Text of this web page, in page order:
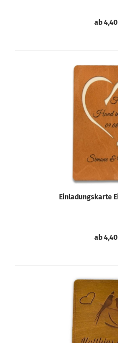
ab 4,40
Einladungskarte
ab 4,40